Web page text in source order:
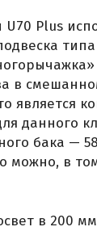
U70 Plus
в
является
данного
бака —
можно, в
в 200